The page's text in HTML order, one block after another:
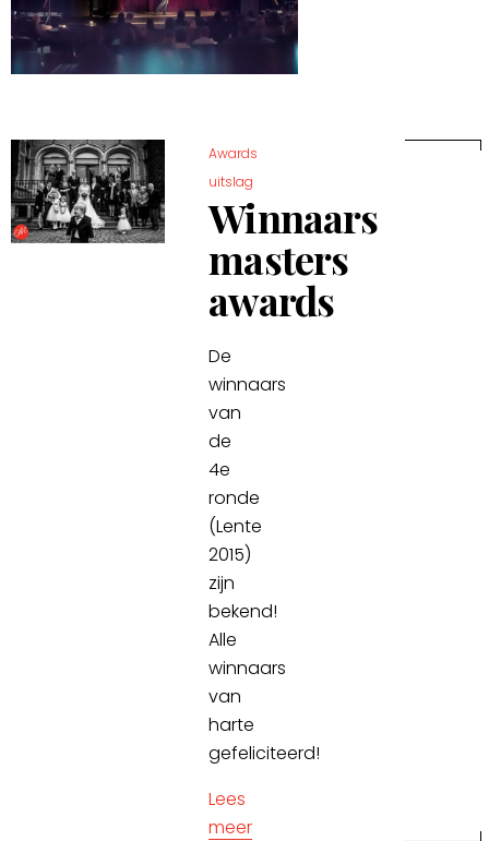
Awards
uitslag
Winnaars
masters
awards
De
winnaars
van
de
4e
ronde
(Lente
2015)
zijn
bekend!
Alle
winnaars
van
harte
gefeliciteerd!
Lees
meer